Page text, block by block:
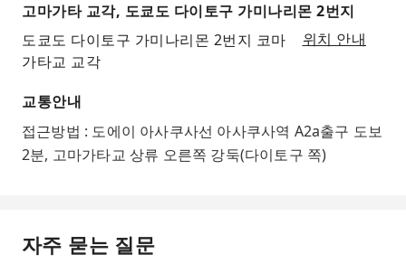
고마가타 교각, 도쿄도 다이토구 가미나리몬 2번지
도쿄도 다이토구 가미나리몬 2번지 코마
가타교 교각
위치 안내
교통안내
접근방법 : 도에이 아사쿠사선 아사쿠사역 A2a출구 도보
2분, 고마가타교 상류 오른쪽 강둑(다이토구 쪽)
자주 묻는 질문